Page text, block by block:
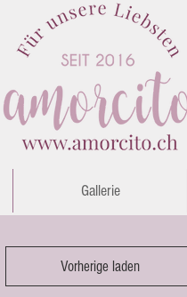
Gallerie
Vorherige laden